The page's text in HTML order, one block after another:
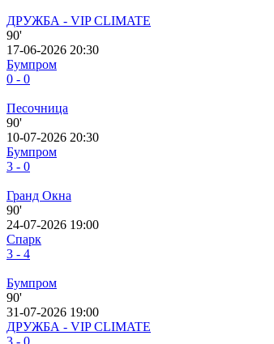
ДРУЖБА - VIP СLIMATE
90'
17-06-2026 20:30
Бумпром
0 - 0
Песочница
90'
10-07-2026 20:30
Бумпром
3 - 0
Гранд Окна
90'
24-07-2026 19:00
Спарк
3 - 4
Бумпром
90'
31-07-2026 19:00
ДРУЖБА - VIP СLIMATE